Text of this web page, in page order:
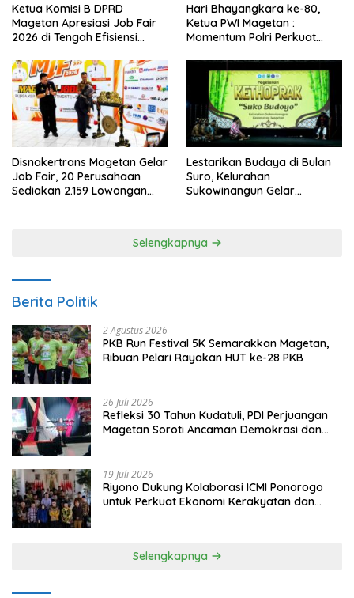
Ketua Komisi B DPRD
Magetan Apresiasi Job Fair
2026 di Tengah Efisiensi
Hari Bhayangkara ke-80,
Ketua PWI Magetan :
Momentum Polri Perkuat
Disnakertrans Magetan Gelar
Job Fair, 20 Perusahaan
Sediakan 2.159 Lowongan
Lestarikan Budaya di Bulan
Suro, Kelurahan
Sukowinangun Gelar
Selengkapnya
Berita Politik
2 Agustus 2026
PKB Run Festival 5K Semarakkan Magetan,
Ribuan Pelari Rayakan HUT ke-28 PKB
26 Juli 2026
Refleksi 30 Tahun Kudatuli, PDI Perjuangan
Magetan Soroti Ancaman Demokrasi dan
19 Juli 2026
Riyono Dukung Kolaborasi ICMI Ponorogo
untuk Perkuat Ekonomi Kerakyatan dan
Selengkapnya